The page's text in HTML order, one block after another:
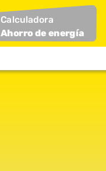
Calculadora
Ahorro de energía